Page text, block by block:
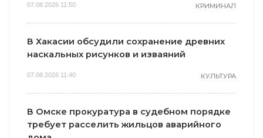
07.08.2026 11:50 КРИМИНАЛ
В Хакасии обсудили сохранение древних
наскальных рисунков и изваяний
07.08.2026 11:40 КУЛЬТУРА
В Омске прокуратура в судебном порядке
требует расселить жильцов аварийного